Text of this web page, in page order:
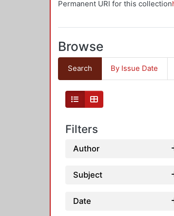
Permanent URI for this collection
Browse
Search By Issue Date
Filters
Author
Subject
Date